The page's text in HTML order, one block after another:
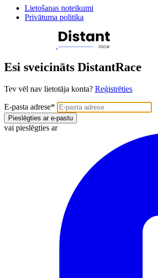
Lietošanas noteikumi
Privātuma politika
Esi sveicināts DistantRace
Tev vēl nav lietotāja konta? Reģistrēties
E-pasta adrese*
Pieslēgties ar e-pastu
vai pieslēgties ar